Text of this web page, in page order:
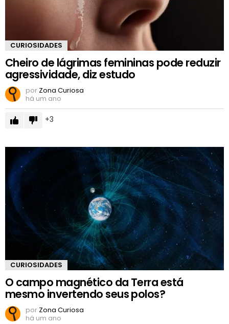
CURIOSIDADES
Cheiro de lágrimas femininas pode reduzir
agressividade, diz estudo
por Zona Curiosa
há um ano
3
CURIOSIDADES
O campo magnético da Terra está
mesmo invertendo seus polos?
por Zona Curiosa
há um ano